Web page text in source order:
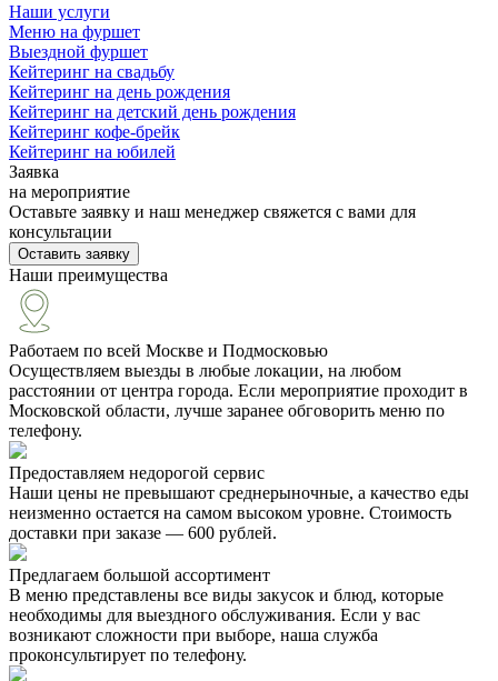
Наши услуги
Меню на фуршет
Выездной фуршет
Кейтеринг на свадьбу
Кейтеринг на день рождения
Кейтеринг на детский день рождения
Кейтеринг кофе-брейк
Кейтеринг на юбилей
Заявка
на мероприятие
Оставьте заявку и наш менеджер свяжется с вами для
консультации
Оставить заявку
Наши преимущества
Работаем по всей Москве и Подмосковью
Осуществляем выезды в любые локации, на любом
расстоянии от центра города. Если мероприятие проходит в
Московской области, лучше заранее обговорить меню по
телефону.
Предоставляем недорогой сервис
Наши цены не превышают среднерыночные, а качество еды
неизменно остается на самом высоком уровне. Стоимость
доставки при заказе — 600 рублей.
Предлагаем большой ассортимент
В меню представлены все виды закусок и блюд, которые
необходимы для выездного обслуживания. Если у вас
возникают сложности при выборе, наша служба
проконсультирует по телефону.